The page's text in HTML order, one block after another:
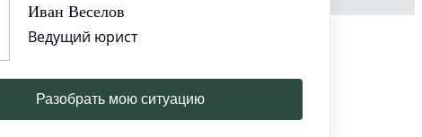
Иван Веселов
Ведущий юрист
Разобрать мою ситуацию